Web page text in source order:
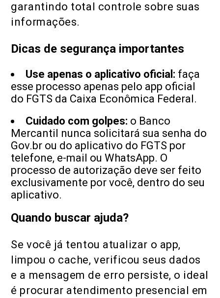
garantindo total controle sobre suas
informações.
Dicas de segurança importantes
Use apenas o aplicativo oficial: faça
esse processo apenas pelo app oficial
do FGTS da Caixa Econômica Federal.
Cuidado com golpes: o Banco
Mercantil nunca solicitará sua senha do
Gov.br ou do aplicativo do FGTS por
telefone, e-mail ou WhatsApp. O
processo de autorização deve ser feito
exclusivamente por você, dentro do seu
aplicativo.
Quando buscar ajuda?
Se você já tentou atualizar o app,
limpou o cache, verificou seus dados
e a mensagem de erro persiste, o ideal
é procurar atendimento presencial em